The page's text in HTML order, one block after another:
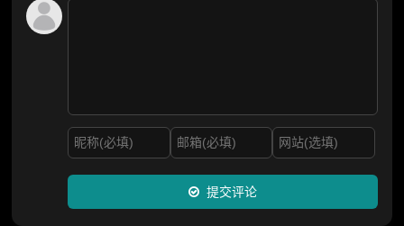
提交评论